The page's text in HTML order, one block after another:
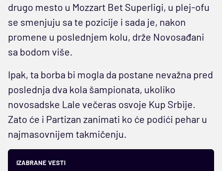
drugo mesto u Mozzart Bet Superligi, u plej-ofu
se smenjuju sa te pozicije i sada je, nakon
promene u poslednjem kolu, drže Novosađani
sa bodom više.
Ipak, ta borba bi mogla da postane nevažna pred
poslednja dva kola šampionata, ukoliko
novosadske Lale večeras osvoje Kup Srbije.
Zato će i Partizan zanimati ko će podići pehar u
najmasovnijem takmičenju.
IZABRANE VESTI